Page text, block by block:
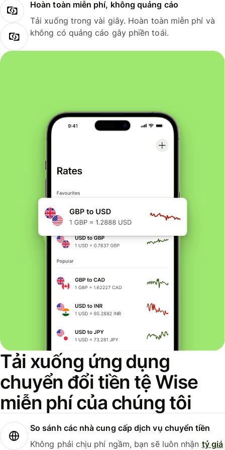
Hoàn toàn miễn phí, không quảng cáo
Tải xuống trong vài giây. Hoàn toàn miễn phí và
không có quảng cáo gây phiền toái.
Tải xuống ứng dụng
chuyển đổi tiền tệ Wise
miễn phí của chúng tôi
So sánh các nhà cung cấp dịch vụ chuyển tiền
Không phải chịu phí ngầm, bạn sẽ luôn nhận tỷ giá